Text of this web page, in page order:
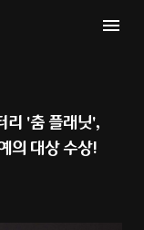
'춤 플래닛',
의 대상 수상!